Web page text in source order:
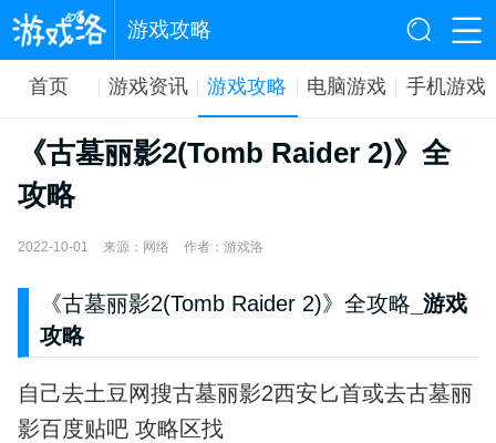
游戏攻略
首页 游戏资讯 游戏攻略 电脑游戏 手机游戏
《古墓丽影2(Tomb Raider 2)》全
攻略
2022-10-01 来源：网络 作者：游戏洛
《古墓丽影2(Tomb Raider 2)》全攻略 _游戏
攻略
自己去土豆网搜古墓丽影2西安匕首或去古墓丽
影百度贴吧 攻略区找